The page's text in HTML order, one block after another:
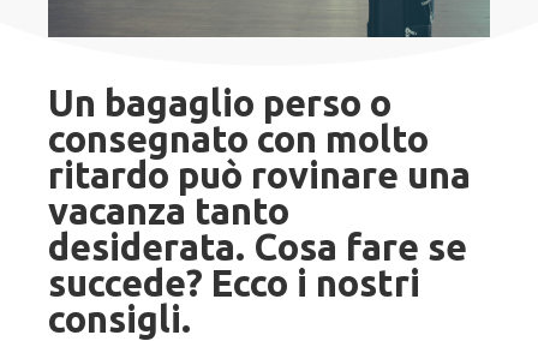
Un bagaglio perso o
consegnato con molto
ritardo può rovinare una
vacanza tanto
desiderata. Cosa fare se
succede? Ecco i nostri
consigli.